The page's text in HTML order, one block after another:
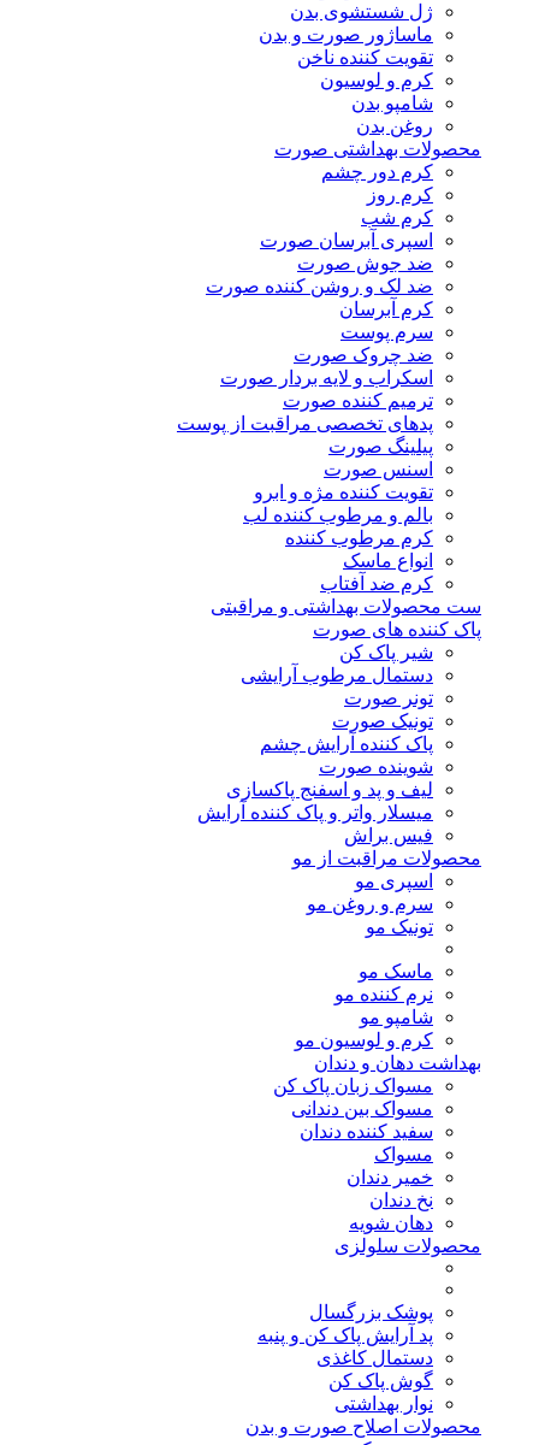
ژل شستشوی بدن
ماساژور صورت و بدن
تقویت کننده ناخن
کرم و لوسیون
شامپو بدن
روغن بدن
محصولات بهداشتی صورت
کرم دور چشم
کرم روز
کرم شب
اسپری آبرسان صورت
ضد جوش صورت
ضد لک و روشن کننده صورت
کرم آبرسان
سرم پوست
ضد چروک صورت
اسکراب و لایه بردار صورت
ترمیم کننده صورت
پدهای تخصصی مراقبت از پوست
پیلینگ صورت
اسنس صورت
تقویت کننده مژه و ابرو
بالم و مرطوب کننده لب
کرم مرطوب کننده
انواع ماسک
کرم ضد آفتاب
ست محصولات بهداشتی و مراقبتی
پاک کننده های صورت
شیر پاک کن
دستمال مرطوب آرایشی
تونر صورت
تونیک صورت
پاک کننده آرایش چشم
شوینده صورت
لیف و پد و اسفنج پاکسازی
میسلار واتر و پاک کننده آرایش
فیس براش
محصولات مراقبت از مو
اسپری مو
سرم و روغن مو
تونیک مو
ماسک مو
نرم کننده مو
شامپو مو
کرم و لوسیون مو
بهداشت دهان و دندان
مسواک زبان پاک کن
مسواک بین دندانی
سفید کننده دندان
مسواک
خمیر دندان
نخ دندان
دهان شویه
محصولات سلولزی
پوشک بزرگسال
پد آرایش پاک کن و پنبه
دستمال کاغذی
گوش پاک کن
نوار بهداشتی
محصولات اصلاح صورت و بدن